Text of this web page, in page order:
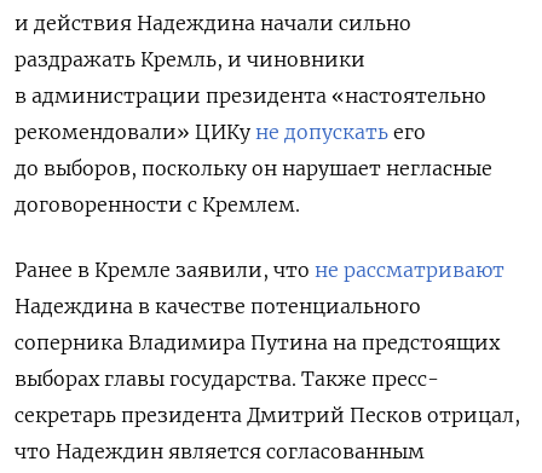
и действия Надеждина начали сильно
раздражать Кремль, и чиновники
в администрации президента «настоятельно
рекомендовали» ЦИКу не допускать его
до выборов, поскольку он нарушает негласные
договоренности с Кремлем.
Ранее в Кремле заявили, что не рассматривают
Надеждина в качестве потенциального
соперника Владимира Путина на предстоящих
выборах главы государства. Также пресс-
секретарь президента Дмитрий Песков отрицал,
что Надеждин является согласованным